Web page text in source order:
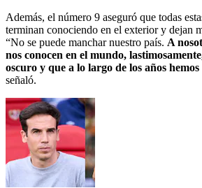
Además, el número 9 aseguró que todas
terminan conociendo en el exterior y dejan
“No se puede manchar nuestro país. A
nos conocen en el mundo,
oscuro y que a lo largo de los años
señaló.